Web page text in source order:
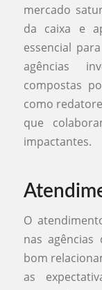
mercado
da caixa e
essencial
agências
compostas
como
que
impactantes.
O
nas
bom
as